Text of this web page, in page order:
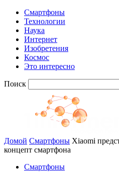
Смартфоны
Технологии
Наука
Интернет
Изобретения
Космос
Это интересно
Поиск
Домой Смартфоны Xiaomi
концепт смартфона
Смартфоны